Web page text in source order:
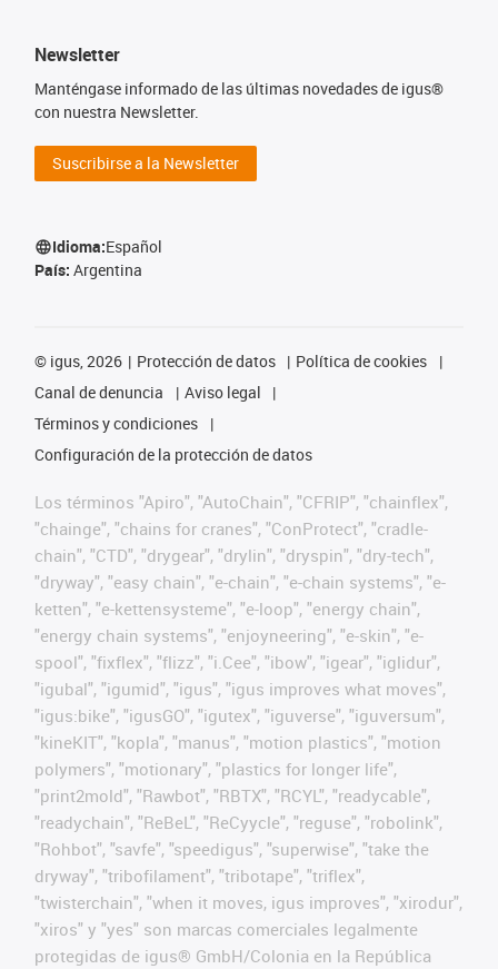
Newsletter
Manténgase informado de las últimas novedades de igus®
con nuestra Newsletter.
Suscribirse a la Newsletter
Idioma:Español
País: Argentina
© igus, 2026 Protección de datos
Política de cookies
Canal de denuncia
Aviso legal
Términos y condiciones
Configuración de la protección de datos
Los términos "Apiro", "AutoChain", "CFRIP", "chainflex",
"chainge", "chains for cranes", "ConProtect", "cradle-
chain", "CTD", "drygear", "drylin", "dryspin", "dry-tech",
"dryway", "easy chain", "e-chain", "e-chain systems", "e-
ketten", "e-kettensysteme", "e-loop", "energy chain",
"energy chain systems", "enjoyneering", "e-skin", "e-
spool", "fixflex", "flizz", "i.Cee", "ibow", "igear", "iglidur",
"igubal", "igumid", "igus", "igus improves what moves",
"igus:bike", "igusGO", "igutex", "iguverse", "iguversum",
"kineKIT", "kopla", "manus", "motion plastics", "motion
polymers", "motionary", "plastics for longer life",
"print2mold", "Rawbot", "RBTX", "RCYL", "readycable",
"readychain", "ReBeL", "ReCyycle", "reguse", "robolink",
"Rohbot", "savfe", "speedigus", "superwise", "take the
dryway", "tribofilament", "tribotape", "triflex",
"twisterchain", "when it moves, igus improves", "xirodur",
"xiros" y "yes" son marcas comerciales legalmente
protegidas de igus® GmbH/Colonia en la República